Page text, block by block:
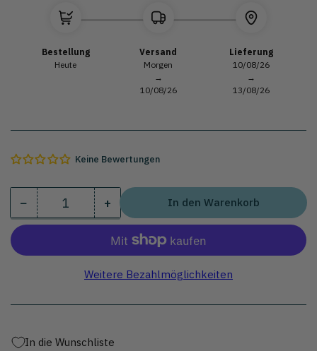
Bestellung
Heute
Versand
Morgen
→
10/08/26
Lieferung
10/08/26
→
13/08/26
Keine Bewertungen
− Menge
verringern
Mandoline
zum
oder
Menge +Menge
erhöhen
für
Mandoline
aus
zum
oder
In den Warenkorb
Weitere Bezahlmöglichkeiten
In die Wunschliste